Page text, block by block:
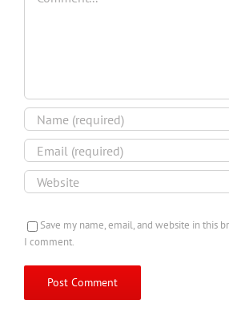
Save my name, email, and website in this
I comment.